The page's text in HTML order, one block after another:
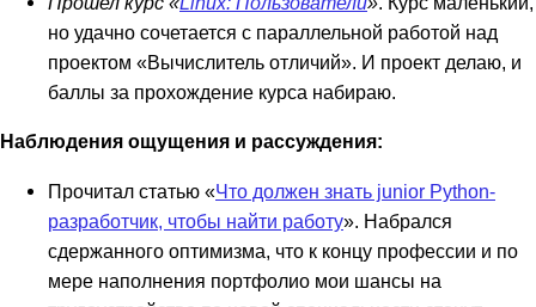
но удачно сочетается с параллельной работой над
проектом «Вычислитель отличий». И проект делаю, и
баллы за прохождение курса набираю.
Наблюдения ощущения и рассуждения:
Прочитал статью «Что должен знать junior Python-
разработчик, чтобы найти работу». Набрался
сдержанного оптимизма, что к концу профессии и по
мере наполнения портфолио мои шансы на